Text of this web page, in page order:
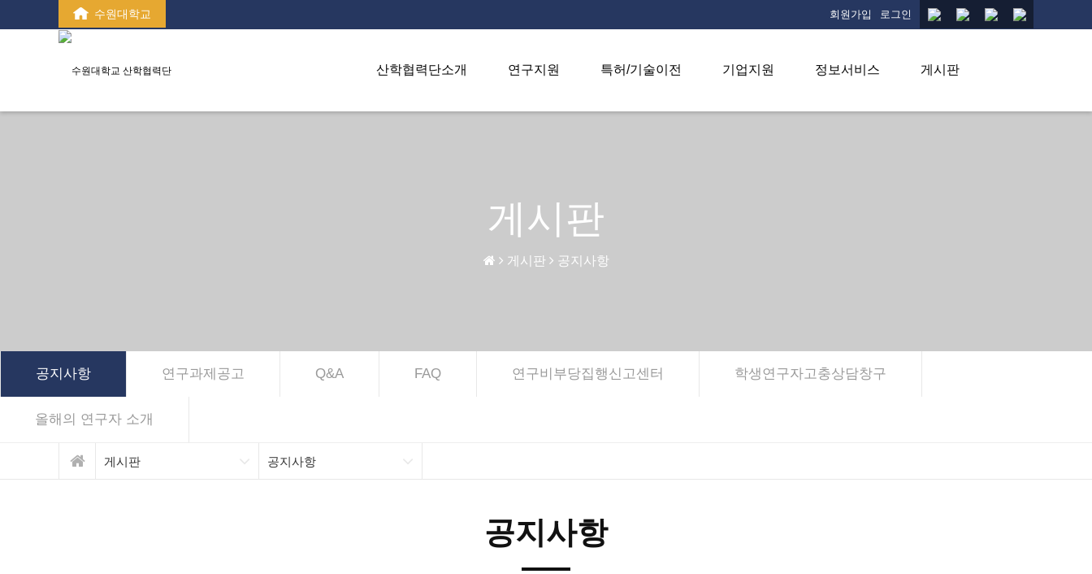
수원대학교 회원가입 로그인
산학협력단소개 연구지원 특허/기술이전 기업지원 정보서비스 게시판
게시판
게시판 공지사항
공지사항 연구과제공고 Q&A FAQ 연구비부당집행신고센터 학생연구자고충상담창구
올해의 연구자 소개
게시판 공지사항
공지사항